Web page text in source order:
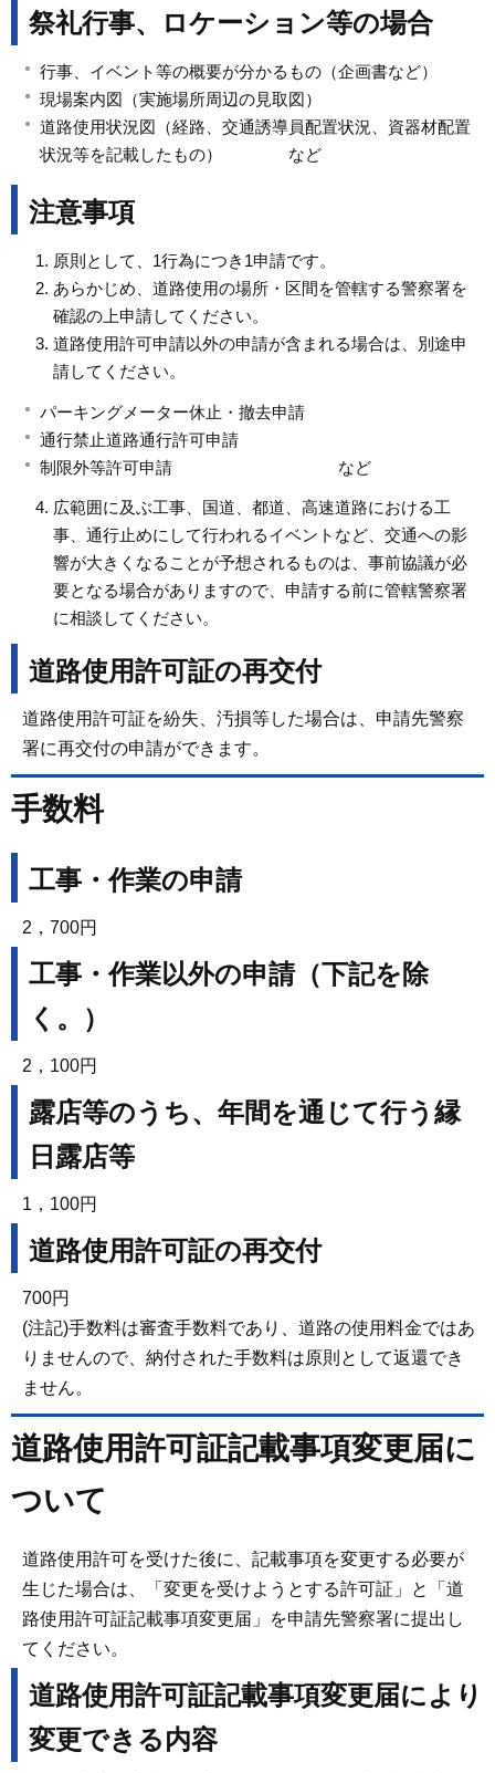
祭礼行事、ロケーション等の場合
行事、イベント等の概要が分かるもの（企画書など）
現場案内図（実施場所周辺の見取図）
道路使用状況図（経路、交通誘導員配置状況、資器材配置
状況等を記載したもの） など
注意事項
原則として、1行為につき1申請です。
あらかじめ、道路使用の場所・区間を管轄する警察署を
確認の上申請してください。
道路使用許可申請以外の申請が含まれる場合は、別途申
請してください。
パーキングメーター休止・撤去申請
通行禁止道路通行許可申請
制限外等許可申請 など
広範囲に及ぶ工事、国道、都道、高速道路における工
事、通行止めにして行われるイベントなど、交通への影
響が大きくなることが予想されるものは、事前協議が必
要となる場合がありますので、申請する前に管轄警察署
に相談してください。
道路使用許可証の再交付
道路使用許可証を紛失、汚損等した場合は、申請先警察
署に再交付の申請ができます。
手数料
工事・作業の申請
2，700円
工事・作業以外の申請（下記を除
く。）
2，100円
露店等のうち、年間を通じて行う縁
日露店等
1，100円
道路使用許可証の再交付
700円
(注記)手数料は審査手数料であり、道路の使用料金ではあ
りませんので、納付された手数料は原則として返還でき
ません。
道路使用許可証記載事項変更届に
ついて
道路使用許可を受けた後に、記載事項を変更する必要が
生じた場合は、「変更を受けようとする許可証」と「道
路使用許可証記載事項変更届」を申請先警察署に提出し
てください。
道路使用許可証記載事項変更届により
変更できる内容